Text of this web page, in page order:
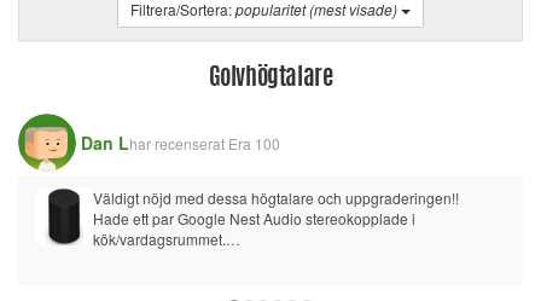
Filtrera/Sortera:popularitet (mest visade)
Golvhögtalare
Dan Lhar recenserat Era 100
Väldigt nöjd med dessa högtalare och uppgraderingen!!
Hade ett par Google Nest Audio stereokopplade i
kök/vardagsrummet.